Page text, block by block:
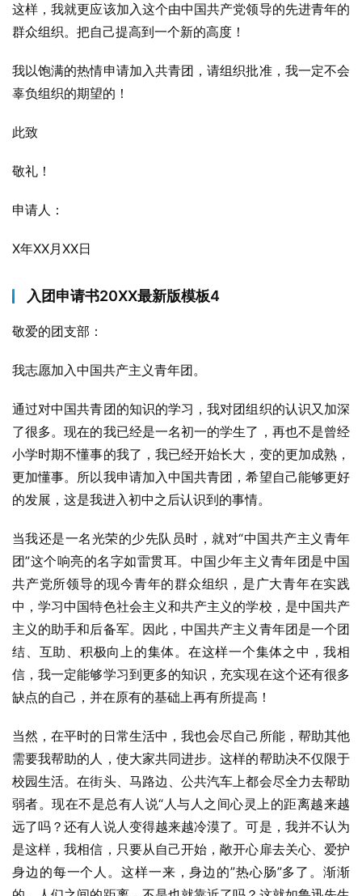
这样，我就更应该加入这个由中国共产党领导的先进青年的
群众组织。把自己提高到一个新的高度！
我以饱满的热情申请加入共青团，请组织批准，我一定不会
辜负组织的期望的！
此致
敬礼！
申请人：
X年XX月XX日
入团申请书20XX最新版模板4
敬爱的团支部：
我志愿加入中国共产主义青年团。
通过对中国共青团的知识的学习，我对团组织的认识又加深
了很多。现在的我已经是一名初一的学生了，再也不是曾经
小学时期不懂事的我了，我已经开始长大，变的更加成熟，
更加懂事。所以我申请加入中国共青团，希望自己能够更好
的发展，这是我进入初中之后认识到的事情。
当我还是一名光荣的少先队员时，就对“中国共产主义青年
团”这个响亮的名字如雷贯耳。中国少年主义青年团是中国
共产党所领导的现今青年的群众组织，是广大青年在实践
中，学习中国特色社会主义和共产主义的学校，是中国共产
主义的助手和后备军。因此，中国共产主义青年团是一个团
结、互助、积极向上的集体。在这样一个集体之中，我相
信，我一定能够学习到更多的知识，充实现在这个还有很多
缺点的自己，并在原有的基础上再有所提高！
当然，在平时的日常生活中，我也会尽自己所能，帮助其他
需要我帮助的人，使大家共同进步。这样的帮助决不仅限于
校园生活。在街头、马路边、公共汽车上都会尽全力去帮助
弱者。现在不是总有人说“人与人之间心灵上的距离越来越
远了吗？还有人说人变得越来越冷漠了。可是，我并不认为
是这样，我相信，只要从自己开始，敞开心扉去关心、爱护
身边的每一个人。这样一来，身边的”热心肠”多了。渐渐